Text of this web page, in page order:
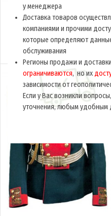
у менеджера
Доставка товаров
компаниями и прочими
которые определяют
обслуживания
Регионы продажи и
ограничиваются, но их
зависимости от
Если у Вас возникли
уточнения, любым удобным
ЖЕНСКАЯ УНИФОРМА
16 товаров